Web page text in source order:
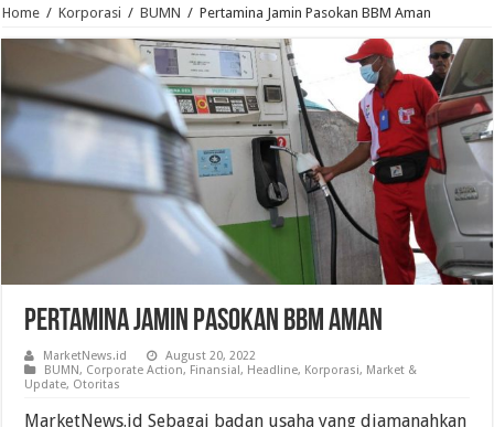
Home / Korporasi / BUMN / Pertamina Jamin Pasokan BBM Aman
Pertamina Jamin Pasokan BBM Aman
MarketNews.id
August 20, 2022
BUMN, Corporate Action, Finansial, Headline, Korporasi, Market &
Update, Otoritas
MarketNews.id Sebagai badan usaha yang diamanahkan